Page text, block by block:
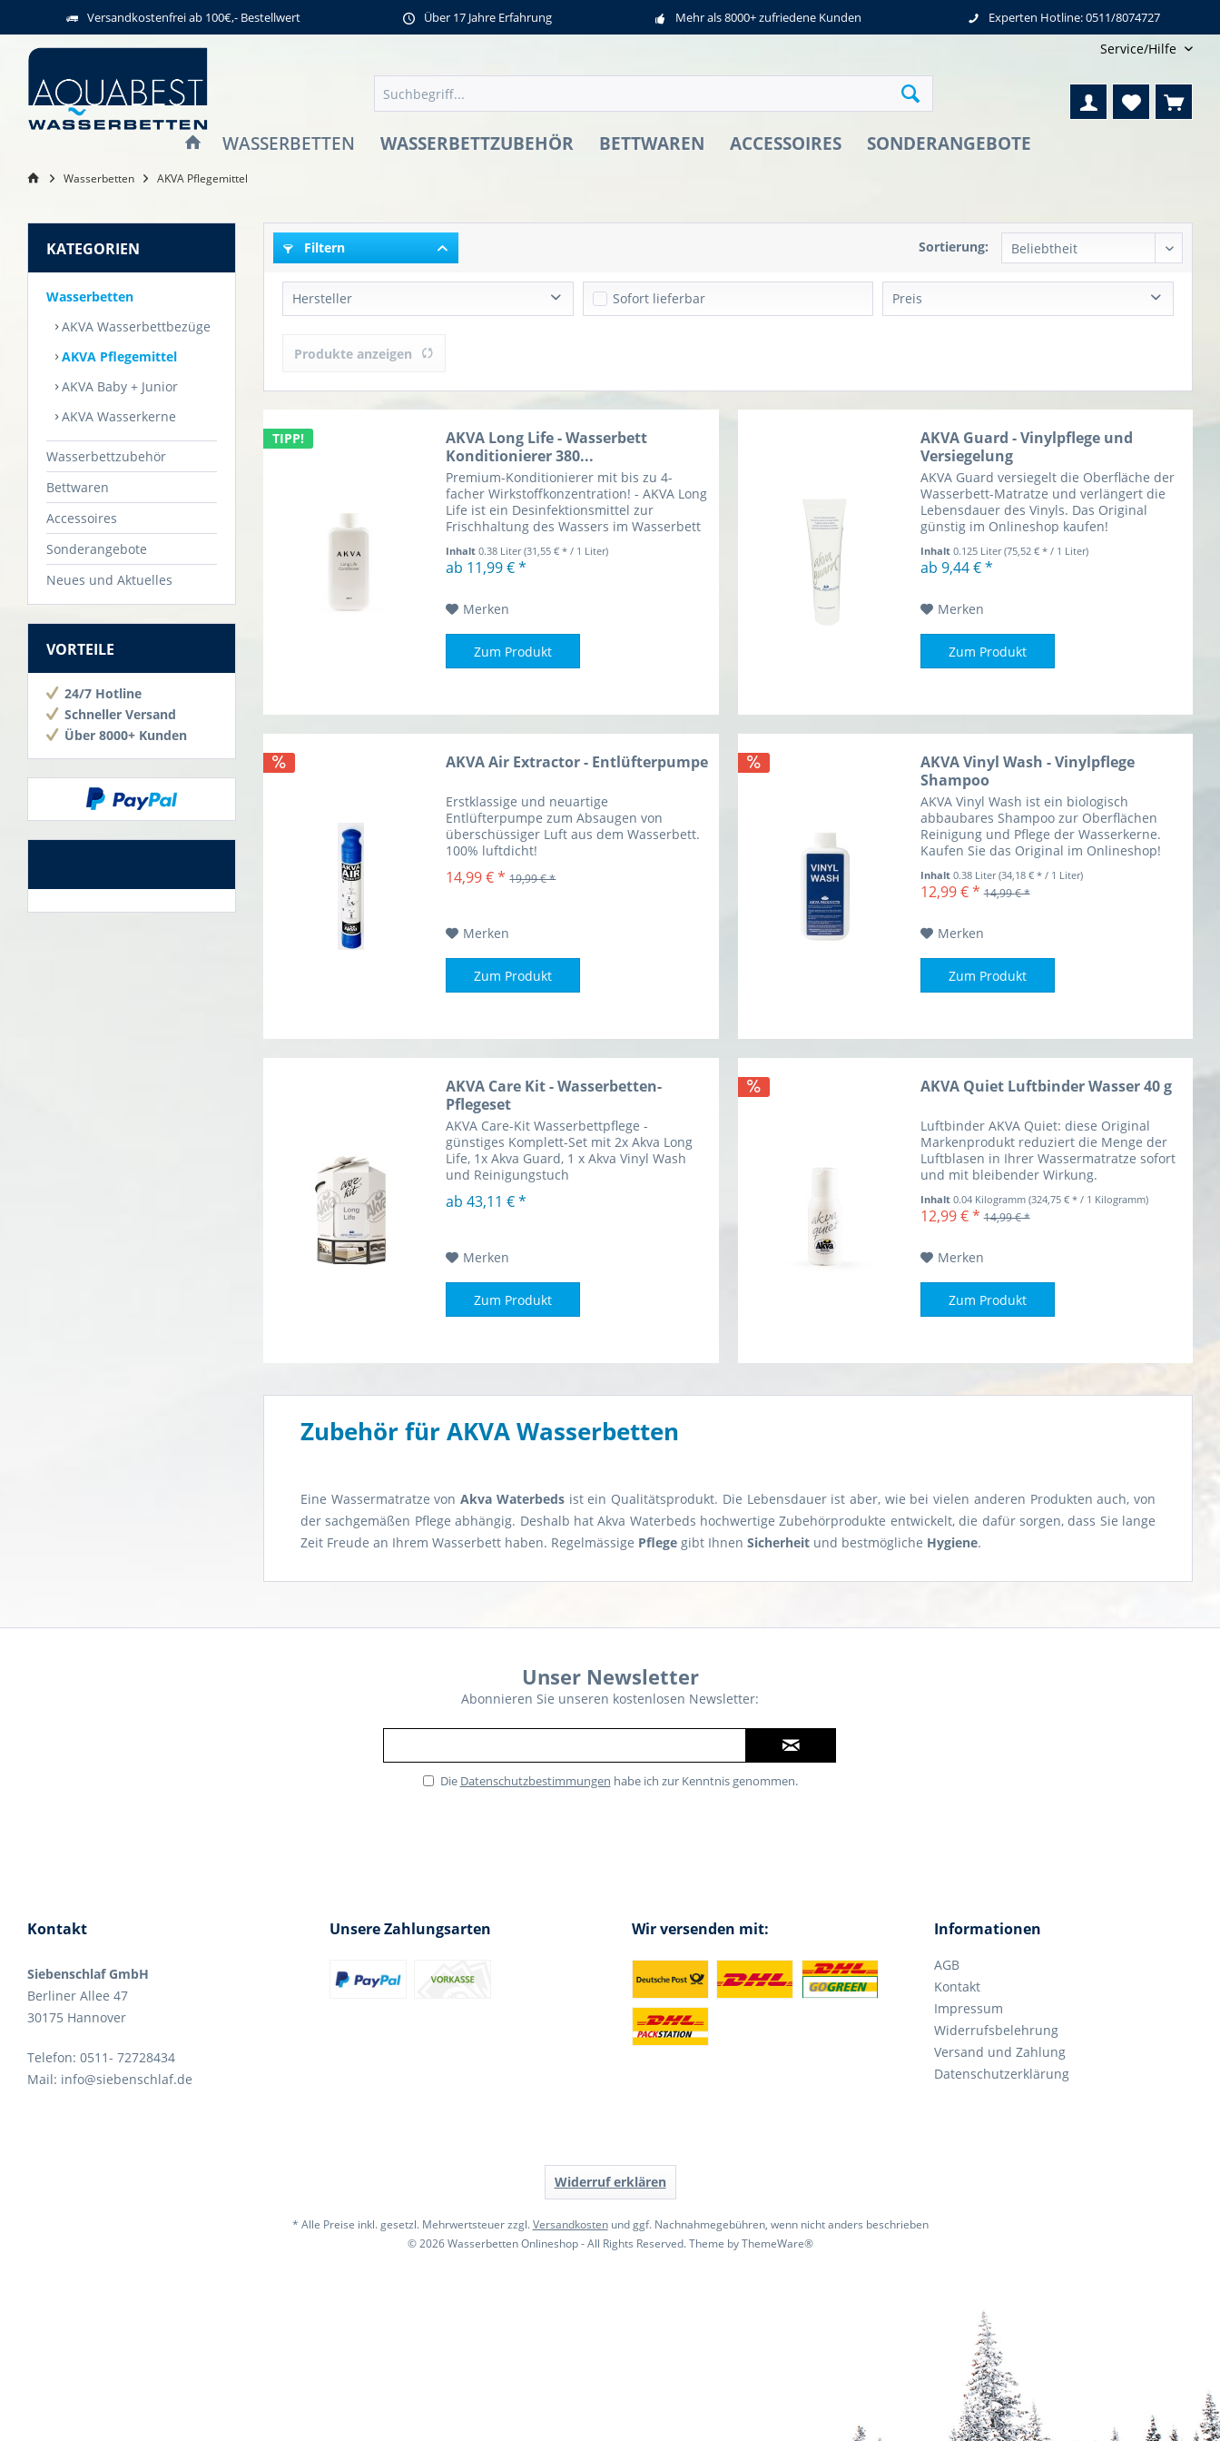
Versandkostenfrei ab 100€,- Bestellwert Über 17 Jahre Erfahrung Mehr als 8000+ zufriedene Kunden Experten Hotline: 0511/8074727
Service/Hilfe
WASSERBETTEN WASSERBETTZUBEHÖR BETTWAREN ACCESSOIRES SONDERANGEBOTE
Wasserbetten AKVA Pflegemittel
KATEGORIEN
Wasserbetten
AKVA Wasserbettbezüge
AKVA Pflegemittel
AKVA Baby + Junior
AKVA Wasserkerne
Wasserbettzubehör
Bettwaren
Accessoires
Sonderangebote
Neues und Aktuelles
VORTEILE
24/7 Hotline
Schneller Versand
Über 8000+ Kunden
Filtern Sortierung:
Hersteller Sofort lieferbar Preis
Produkte anzeigen
TIPP!
AKVA Long Life - Wasserbett
Konditionierer 380...
Premium-Konditionierer mit bis zu 4-
facher Wirkstoffkonzentration! - AKVA Long
Life ist ein Desinfektionsmittel zur
Frischhaltung des Wassers im Wasserbett
Inhalt0.38 Liter(31,55 € * / 1 Liter)
ab 11,99 € *
Merken
Zum Produkt
AKVA Guard - Vinylpflege und
Versiegelung
AKVA Guard versiegelt die Oberfläche der
Wasserbett-Matratze und verlängert die
Lebensdauer des Vinyls. Das Original
günstig im Onlineshop kaufen!
Inhalt 0.125 Liter(75,52 € * / 1 Liter)
ab 9,44 € *
Merken
Zum Produkt
AKVA Air Extractor - Entlüfterpumpe
Erstklassige und neuartige
Entlüfterpumpe zum Absaugen von
überschüssiger Luft aus dem Wasserbett.
100% luftdicht!
14,99 € * 19,99 € *
Merken
Zum Produkt
AKVA Vinyl Wash - Vinylpflege
Shampoo
AKVA Vinyl Wash ist ein biologisch
abbaubares Shampoo zur Oberflächen
Reinigung und Pflege der Wasserkerne.
Kaufen Sie das Original im Onlineshop!
Inhalt 0.38 Liter(34,18 € * / 1 Liter)
12,99 € * 14,99 € *
Merken
Zum Produkt
AKVA Care Kit - Wasserbetten-
Pflegeset
AKVA Care-Kit Wasserbettpflege -
günstiges Komplett-Set mit 2x Akva Long
Life, 1x Akva Guard, 1 x Akva Vinyl Wash
und Reinigungstuch
ab 43,11 € *
Merken
Zum Produkt
AKVA Quiet Luftbinder Wasser 40 g
Luftbinder AKVA Quiet: diese Original
Markenprodukt reduziert die Menge der
Luftblasen in Ihrer Wassermatratze sofort
und mit bleibender Wirkung.
Inhalt 0.04 Kilogramm (324,75 € * / 1 Kilogramm)
12,99 € * 14,99 € *
Merken
Zum Produkt
Zubehör für AKVA Wasserbetten
Eine Wassermatratze vonAkva Waterbedsist ein Qualitätsprodukt. Die Lebensdauer ist aber, wie bei vielen anderen Produkten auch, von
der sachgemäßen Pflege abhängig. Deshalb hat Akva Waterbeds hochwertige Zubehörprodukte entwickelt, die dafür sorgen, dass Sie lange
Zeit Freude an Ihrem Wasserbett haben. Regelmässige Pflege gibt Ihnen Sicherheit und bestmögliche Hygiene.
Unser Newsletter
Abonnieren Sie unseren kostenlosen Newsletter:
Die Datenschutzbestimmungen habe ich zur Kenntnis genommen.
Kontakt
Siebenschlaf GmbH
Berliner Allee 47
30175 Hannover
Telefon: 0511- 72728434
Mail: info@siebenschlaf.de
Unsere Zahlungsarten Wir versenden mit: Informationen
AGB
Kontakt
Impressum
Widerrufsbelehrung
Versand und Zahlung
Datenschutzerklärung
Widerruf erklären
* Alle Preise inkl. gesetzl. Mehrwertsteuer zzgl.Versandkostenund ggf. Nachnahmegebühren, wenn nicht anders beschrieben
© 2026 Wasserbetten Onlineshop - All Rights Reserved. Theme byThemeWare®